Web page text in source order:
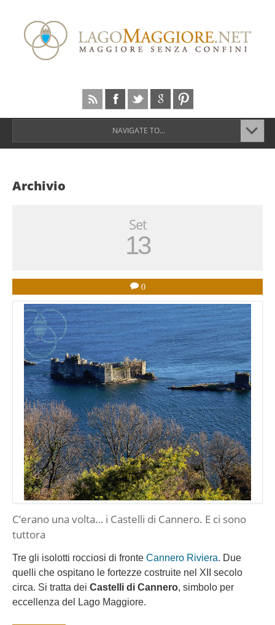
NAVIGATE TO...
Archivio
Set
13
0
C’erano una volta… i Castelli di Cannero. E ci sono
tuttora
Tre gli isolotti rocciosi di fronte Cannero Riviera. Due
quelli che ospitano le fortezze costruite nel XII secolo
circa. Si tratta dei Castelli di Cannero, simbolo per
eccellenza del Lago Maggiore.